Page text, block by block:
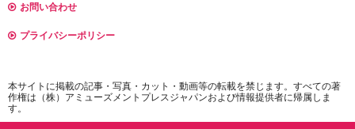
お問い合わせ
プライバシーポリシー
本サイトに掲載の記事・写真・カット・動画等の転載を禁じます。すべての著
作権は（株）アミューズメントプレスジャパンおよび情報提供者に帰属しま
す。